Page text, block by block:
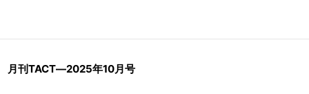
月刊TACT―2025年10月号